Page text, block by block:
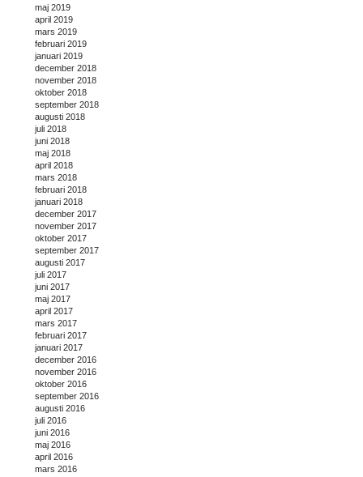
maj 2019
april 2019
mars 2019
februari 2019
januari 2019
december 2018
november 2018
oktober 2018
september 2018
augusti 2018
juli 2018
juni 2018
maj 2018
april 2018
mars 2018
februari 2018
januari 2018
december 2017
november 2017
oktober 2017
september 2017
augusti 2017
juli 2017
juni 2017
maj 2017
april 2017
mars 2017
februari 2017
januari 2017
december 2016
november 2016
oktober 2016
september 2016
augusti 2016
juli 2016
juni 2016
maj 2016
april 2016
mars 2016